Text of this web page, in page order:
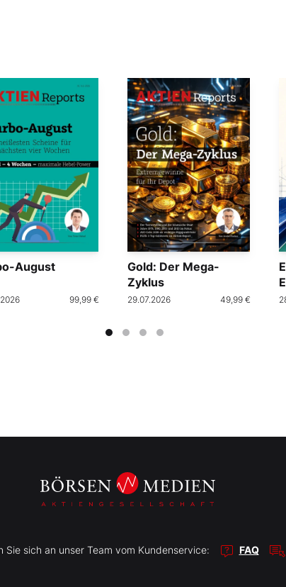
August
99,99 €
Gold: Der Mega-
Zyklus
29.07.2026 49,99 €
sich an unser Team vom Kundenservice: FAQ